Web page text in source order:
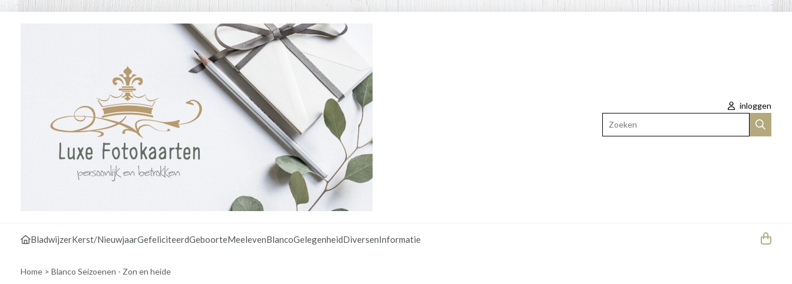
inloggen
BladwijzerKerst/NieuwjaarGefeliciteerdGeboorteMeelevenBlancoGelegenheidDiversenInformatie
Home > Blanco Seizoenen - Zon en heide